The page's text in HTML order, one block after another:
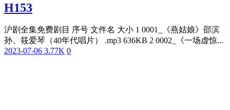
H153
沪剧全集免费剧目 序号 文件名 大小 1 0001_《燕姑娘》邵滨
孙、筱爱琴（40年代唱片） .mp3 636KB 2 0002_《一场虚惊...
2023-07-06 3.77K 0